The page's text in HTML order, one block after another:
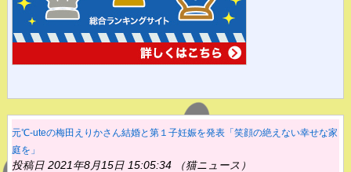
元℃-uteの梅田えりかさん結婚と第１子妊娠を発表「笑顔の絶えない幸せな家
庭を」
投稿日 2021年8月15日 15:05:34 （猫ニュース）